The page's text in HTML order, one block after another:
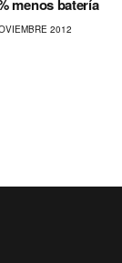
menos baterí­a
2012